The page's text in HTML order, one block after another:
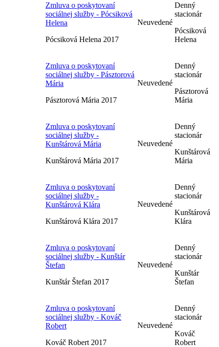
Zmluva o poskytovaní
sociálnej služby - Pócsiková
Helena
Pócsiková Helena 2017
Neuvedené
Denný
stacionár
Pócsiková
Helena
Zmluva o poskytovaní
sociálnej služby - Pásztorová
Mária
Pásztorová Mária 2017
Neuvedené
Denný
stacionár
Pásztorová
Mária
Zmluva o poskytovaní
sociálnej služby -
Kunštárová Mária
Kunštárová Mária 2017
Neuvedené
Denný
stacionár
Kunštárová
Mária
Zmluva o poskytovaní
sociálnej služby -
Kunštárová Klára
Kunštárová Klára 2017
Neuvedené
Denný
stacionár
Kunštárová
Klára
Zmluva o poskytovaní
sociálnej služby - Kunštár
Štefan
Kunštár Štefan 2017
Neuvedené
Denný
stacionár
Kunštár
Štefan
Zmluva o poskytovaní
sociálnej služby - Kováč
Robert
Kováč Robert 2017
Neuvedené
Denný
stacionár
Kováč
Robert